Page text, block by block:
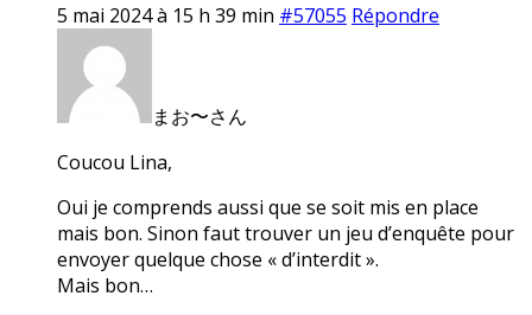
5 mai 2024 à 15 h 39 min #57055 Répondre
まお〜さん
Coucou Lina,
Oui je comprends aussi que se soit mis en place
mais bon. Sinon faut trouver un jeu d’enquête pour
envoyer quelque chose « d’interdit ».
Mais bon…